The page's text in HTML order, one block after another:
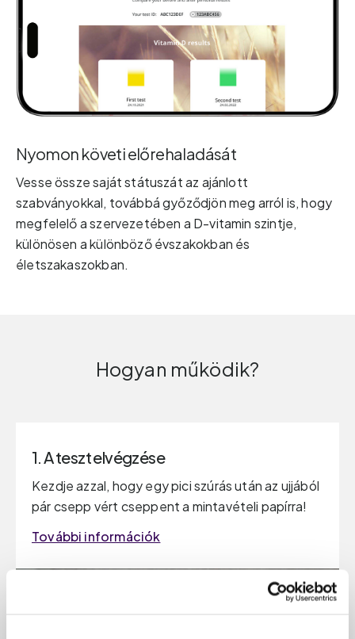
Nyomon követi előrehaladását
Vesse össze saját státuszát az ajánlott
szabványokkal, továbbá győződjön meg arról is, hogy
megfelelő a szervezetében a D-vitamin szintje,
különösen a különböző évszakokban és
életszakaszokban.
Hogyan működik?
1. A teszt elvégzése
Kezdje azzal, hogy egy pici szúrás után az ujjából
pár csepp vért cseppent a mintavételi papírra!
További információk